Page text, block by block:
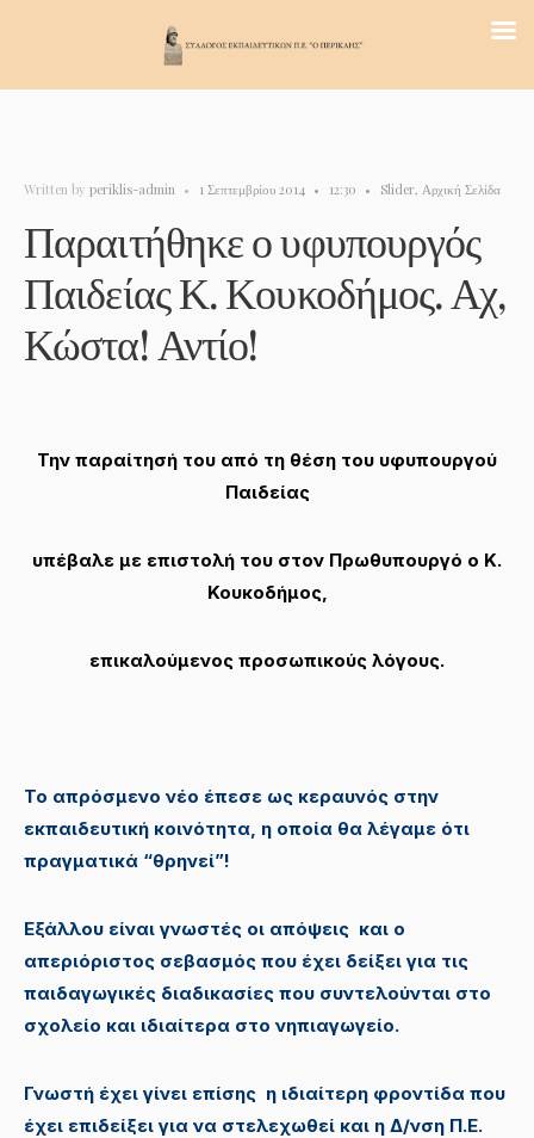
Written by periklis-admin • 1 Σεπτεμβρίου 2014 • 12:30 • Slider, Αρχική Σελίδα
Παραιτήθηκε ο υφυπουργός
Παιδείας Κ. Κουκοδήμος. Αχ,
Κώστα! Αντίο!
Την παραίτησή του από τη θέση του υφυπουργού
Παιδείας
υπέβαλε με επιστολή του στον Πρωθυπουργό ο Κ.
Κουκοδήμος,
επικαλούμενος προσωπικούς λόγους.
Το απρόσμενο νέο έπεσε ως κεραυνός στην
εκπαιδευτική κοινότητα, η οποία θα λέγαμε ότι
πραγματικά “θρηνεί”!
Εξάλλου είναι γνωστές οι απόψεις και ο
απεριόριστος σεβασμός που έχει δείξει για τις
παιδαγωγικές διαδικασίες που συντελούνται στο
σχολείο και ιδιαίτερα στο νηπιαγωγείο.
Γνωστή έχει γίνει επίσης η ιδιαίτερη φροντίδα που
έχει επιδείξει για να στελεχωθεί και η Δ/νση Π.Ε.